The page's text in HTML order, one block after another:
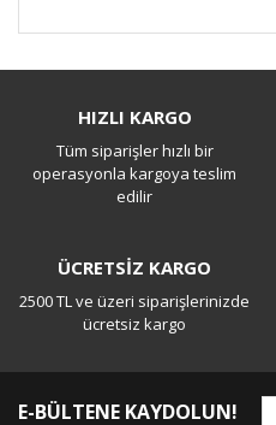
HIZLI KARGO
Tüm siparişler hızlı bir
operasyonla kargoya teslim
edilir
ÜCRETSİZ KARGO
2500 TL ve üzeri siparişlerinizde
ücretsiz kargo
E-BÜLTENE KAYDOLUN!